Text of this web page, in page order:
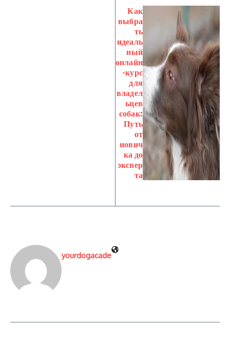
Как
выбра
ть
идеаль
ный
онлайн
-курс
для
владел
ьцев
собак:
Путь
от
нович
ка до
экспер
та
yourdogacade